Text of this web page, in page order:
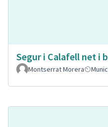
Segur i Calafell net i
Montserrat Morera